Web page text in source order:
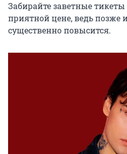
Забирайте заветные
приятной цене, ведь позже
существенно повысится.